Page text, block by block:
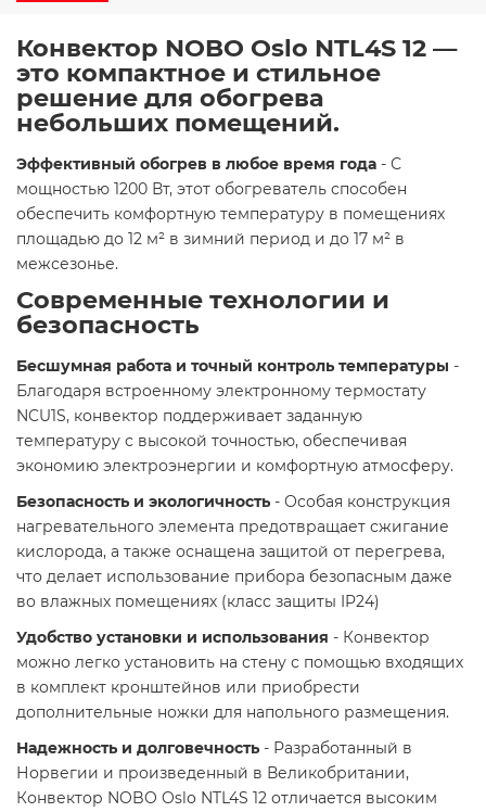
Конвектор NOBO Oslo NTL4S 12 —
это компактное и стильное
решение для обогрева
небольших помещений.​
Эффективный обогрев в любое время года - С
мощностью 1200 Вт, этот обогреватель способен
обеспечить комфортную температуру в помещениях
площадью до 12 м² в зимний период и до 17 м² в
межсезонье.​
Современные технологии и
безопасность
Бесшумная работа и точный контроль температуры -
Благодаря встроенному электронному термостату
NCU1S, конвектор поддерживает заданную
температуру с высокой точностью, обеспечивая
экономию электроэнергии и комфортную атмосферу.​
Безопасность и экологичность - Особая конструкция
нагревательного элемента предотвращает сжигание
кислорода, а также оснащена защитой от перегрева,
что делает использование прибора безопасным даже
во влажных помещениях (класс защиты IP24)
Удобство установки и использования - Конвектор
можно легко установить на стену с помощью входящих
в комплект кронштейнов или приобрести
дополнительные ножки для напольного размещения.
Надежность и долговечность - Разработанный в
Норвегии и произведенный в Великобритании,
Конвектор NOBO Oslo NTL4S 12 отличается высоким